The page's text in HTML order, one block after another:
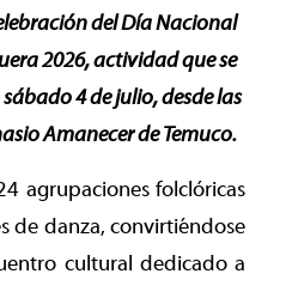
del Día Nacional
2026, actividad que se
4 de julio, desde las
Amanecer de Temuco.
agrupaciones folclóricas
de danza, convirtiéndose
cultural dedicado a